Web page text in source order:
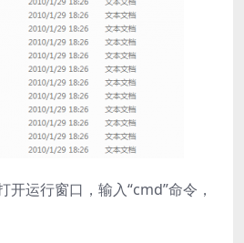
开运行窗口，输入“cmd”命令，